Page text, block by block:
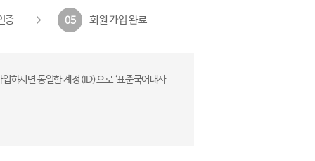
증 05 회원 가입 완료
하시면 동일한 계정(ID)으로 ‘표준국어대사